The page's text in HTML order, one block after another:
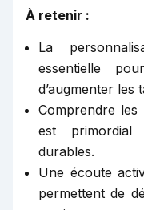
À retenir :
La
essentielle
d’augmenter les
Comprendre les
est
durables.
Une écoute
permettent de